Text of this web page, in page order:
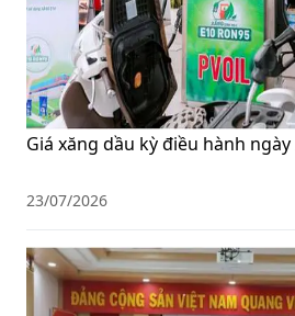
Giá xăng dầu kỳ điều hành
23/07/2026